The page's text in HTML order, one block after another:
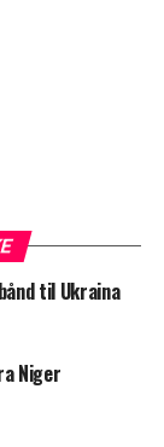
til Ukraina
Niger